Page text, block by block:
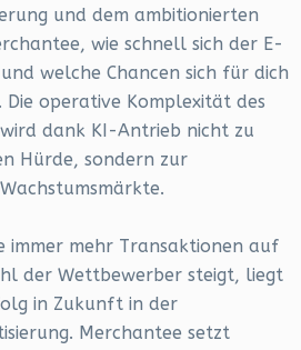
und dem ambitionierten
wie schnell sich der E-
welche Chancen sich für dich
operative Komplexität des
dank KI-Antrieb nicht zu
Hürde, sondern zur
mehr Transaktionen auf
der Wettbewerber steigt, liegt
in Zukunft in der
Merchantee setzt